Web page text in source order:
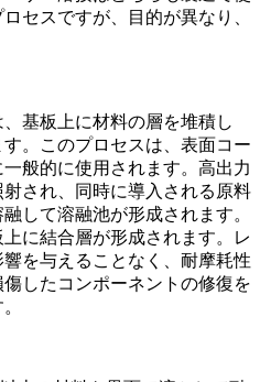
セスですが、目的が異なり、
基板上に材料の層を堆積し
。このプロセスは、表面コー
般的に使用されます。高出力
され、同時に導入される原料
して溶融池が形成されます。
に結合層が形成されます。レ
を与えることなく、耐摩耗性
したコンポーネントの修復を